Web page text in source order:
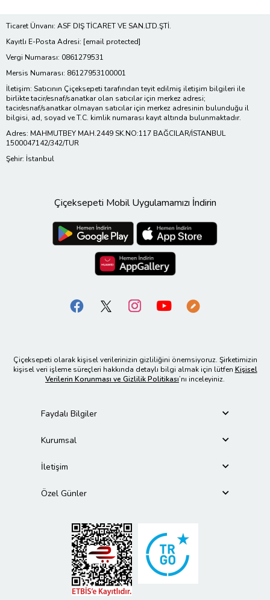
Ticaret Ünvanı: ASF DIŞ TİCARET VE SAN.LTD.ŞTİ.
Kayıtlı E-Posta Adresi: [email protected]
Vergi Numarası: 0861279531
Mersis Numarası: 86127953100001
İletişim: Satıcının Çiçeksepeti tarafından teyit edilmiş iletişim bilgileri ile
birlikte tacir/esnaf/sanatkar olan satıcılar için merkez adresi;
tacir/esnaf/sanatkar olmayan satıcılar için merkez adresinin bulunduğu il
bilgisi, ad, soyad ve T.C. kimlik numarası kayıt altında bulunmaktadır.
Adres: MAHMUTBEY MAH.2449 SK.NO:117 BAĞCILAR/İSTANBUL
1500047142/342/TUR
Şehir: İstanbul
Çiçeksepeti Mobil Uygulamamızı İndirin
Çiçeksepeti olarak kişisel verilerinizin gizliliğini önemsiyoruz. Şirketimizin
kişisel veri işleme süreçleri hakkında detaylı bilgi almak için lütfen Kişisel
Verilerin Korunması ve Gizlilik Politikası’nı inceleyiniz.
Faydalı Bilgiler
Kurumsal
İletişim
Özel Günler